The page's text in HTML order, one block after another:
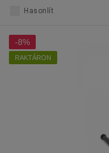
Hasonlít
-8%
RAKTÁRON